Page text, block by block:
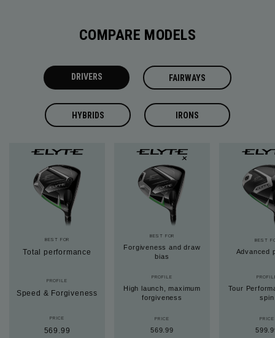
COMPARE MODELS
DRIVERS FAIRWAYS
HYBRIDS IRONS
BEST FOR
Total performance
BEST FOR
Forgiveness and draw
bias
BEST
Advanced
PROFILE
Speed & Forgiveness
PROFILE
High launch, maximum
forgiveness
Tour
spin
PRICE
569.99
PRICE
569.99
PRICE